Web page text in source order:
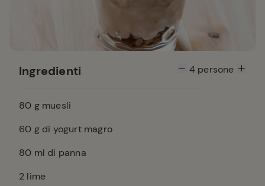
Ingredienti 4persone
80 g muesli
60 g di yogurt magro
80 ml di panna
2 lime